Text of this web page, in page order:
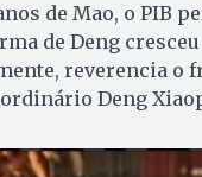
de Mao, o PIB
de Deng
reverencia o
Deng